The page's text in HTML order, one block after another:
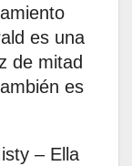
es una
de mitad
es
– Ella